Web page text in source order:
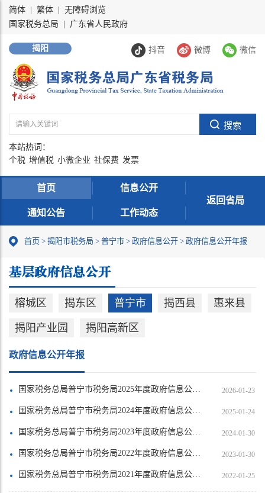
简体 繁体
无障碍浏览
国家税务总局
广东省人民政府
抖音 微博 微信
揭阳
本站热词：
个税 增值税 小微企业 社保费 发票
首页 信息公开
通知公告 工作动态
返回省局
首页 > 揭阳市税务局 > 普宁市 > 政府信息公开 > 政府信息公开年报
榕城区 揭东区 普宁市 揭西县 惠来县
揭阳产业园 揭阳高新区
政府信息公开年报
国家税务总局普宁市税务局2025年度政府信息公开工作年度报告 2026-01-23
国家税务总局普宁市税务局2024年度政府信息公开工作年度报告 2025-01-24
国家税务总局普宁市税务局2023年度政府信息公开工作年度报告 2024-01-30
国家税务总局普宁市税务局2022年度政府信息公开工作年度报告 2023-01-30
国家税务总局普宁市税务局2021年度政府信息公开工作年度报告 2022-01-25